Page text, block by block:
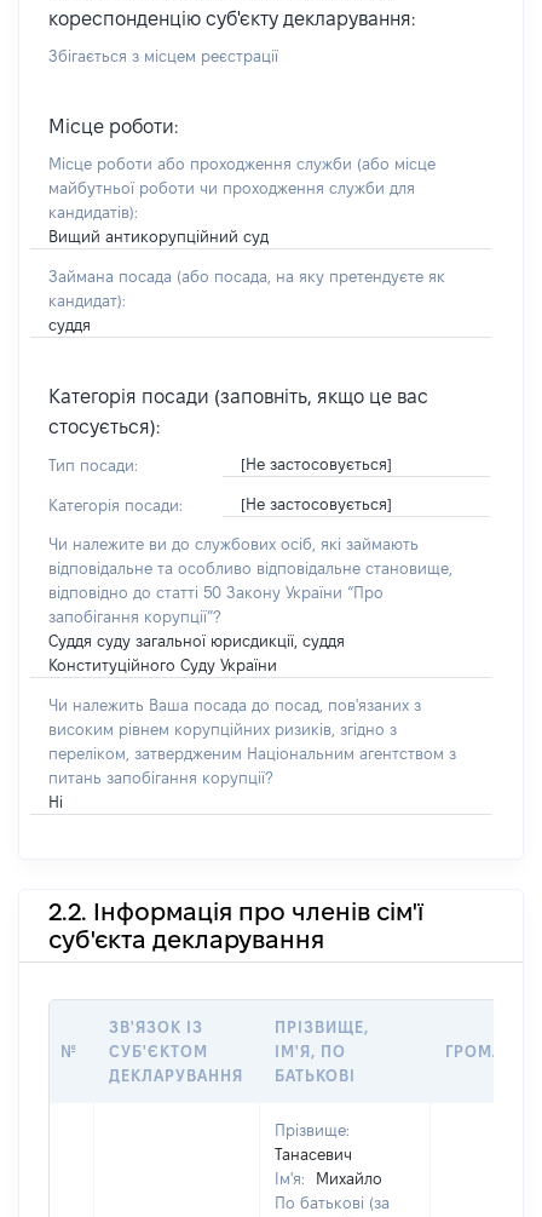
кореспонденцію суб'єкту декларування:
Збігається з місцем реєстрації
Місце роботи:
Місце роботи або проходження служби (або місце
майбутньої роботи чи проходження служби для
кандидатів):
Вищий антикорупційний суд
Займана посада (або посада, на яку претендуєте як
кандидат):
суддя
Категорія посади (заповніть, якщо це вас
стосується):
Тип посади: [Не застосовується]
Категорія посади: [Не застосовується]
Чи належите ви до службових осіб, які займають
відповідальне та особливо відповідальне становище,
відповідно до статті 50 Закону України “Про
запобігання корупції”?
Суддя суду загальної юрисдикції, суддя
Конституційного Суду України
Чи належить Ваша посада до посад, пов'язаних з
високим рівнем корупційних ризиків, згідно з
переліком, затвердженим Національним агентством з
питань запобігання корупції?
Ні
2.2. Інформація про членів сім'ї
суб'єкта декларування
№
ЗВ'ЯЗОК ІЗ
СУБ'ЄКТОМ
ДЕКЛАРУВАННЯ
ПРІЗВИЩЕ,
ІМ'Я, ПО
БАТЬКОВІ
Прізвище:
Танасевич
Ім'я:
Михайло
По батькові (за